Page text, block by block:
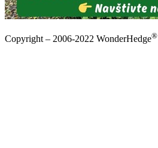
Copyright – 2006-2022 WonderHedge®